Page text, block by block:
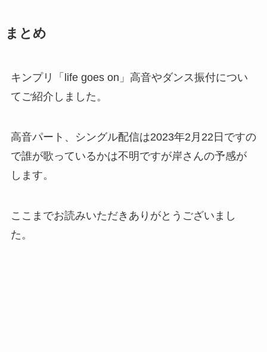
まとめ
キンプリ「life goes on」高音やダンス振付につい
てご紹介しました。
高音パート、シングル配信は2023年2月22日ですの
で誰が歌っているかは不明ですが岸さんの予感が
します。
ここまでお読みいただきありがとうございまし
た。